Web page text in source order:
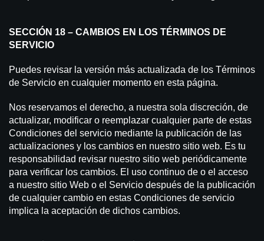
SECCIÓN 18 – CAMBIOS EN LOS TÉRMINOS DE
SERVICIO
Puedes revisar la versión más actualizada de los Términos
de Servicio en cualquier momento en esta página.
Nos reservamos el derecho, a nuestra sola discreción, de
actualizar, modificar o reemplazar cualquier parte de estas
Condiciones del servicio mediante la publicación de las
actualizaciones y los cambios en nuestro sitio web. Es tu
responsabilidad revisar nuestro sitio web periódicamente
para verificar los cambios. El uso continuo de o el acceso
a nuestro sitio Web o el Servicio después de la publicación
de cualquier cambio en estas Condiciones de servicio
implica la aceptación de dichos cambios.